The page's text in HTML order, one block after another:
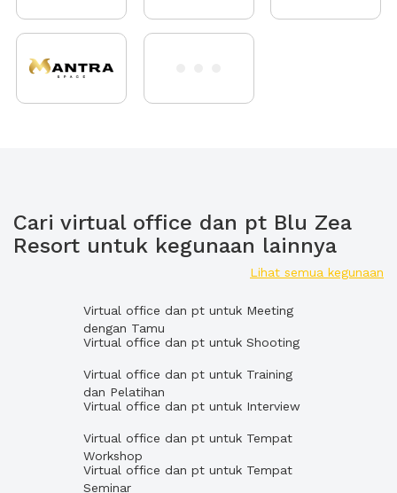
Cari virtual office dan pt Blu Zea
Resort untuk kegunaan lainnya
Lihat semua kegunaan
Virtual office dan pt untuk Meeting
dengan Tamu
Virtual office dan pt untuk Shooting
Virtual office dan pt untuk Training
dan Pelatihan
Virtual office dan pt untuk Interview
Virtual office dan pt untuk Tempat
Workshop
Virtual office dan pt untuk Tempat
Seminar